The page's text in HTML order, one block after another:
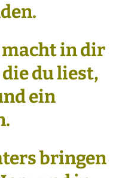
macht in dir
du liest,
ein
bringen